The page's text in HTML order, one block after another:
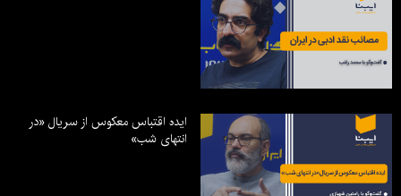
ایده اقتباس معکوس از سریال «در
انتهای شب»